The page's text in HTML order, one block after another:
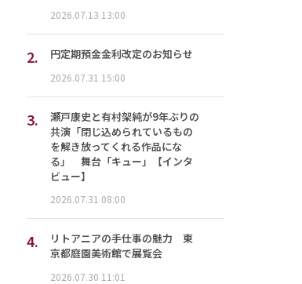
2026.07.13 13:00
2. 円定期預金金利改定のお知らせ
2026.07.31 15:00
3.
瀬戸康史と有村架純が9年ぶりの
共演「閉じ込められているもの
を解き放ってくれる作品にな
る」 舞台「キュー」【インタ
ビュー】
2026.07.31 08:00
4.
リトアニアの手仕事の魅力 東
京都庭園美術館で展覧会
2026.07.30 11:01